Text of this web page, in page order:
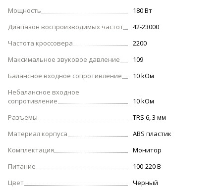
Мощность
180 Вт
Диапазон воспроизводимых частот
42-23000
Частота кроссовера
2200
Максимальное звуковое давление
109
Балансное входное сопротивление
10 kOм
Небалансное входное
сопротивление
10 kОм
Разъемы
TRS 6, 3 мм
Материал корпуса
ABS пластик
Комплектация
Монитор
Питание
100-220 В
Цвет
Черный